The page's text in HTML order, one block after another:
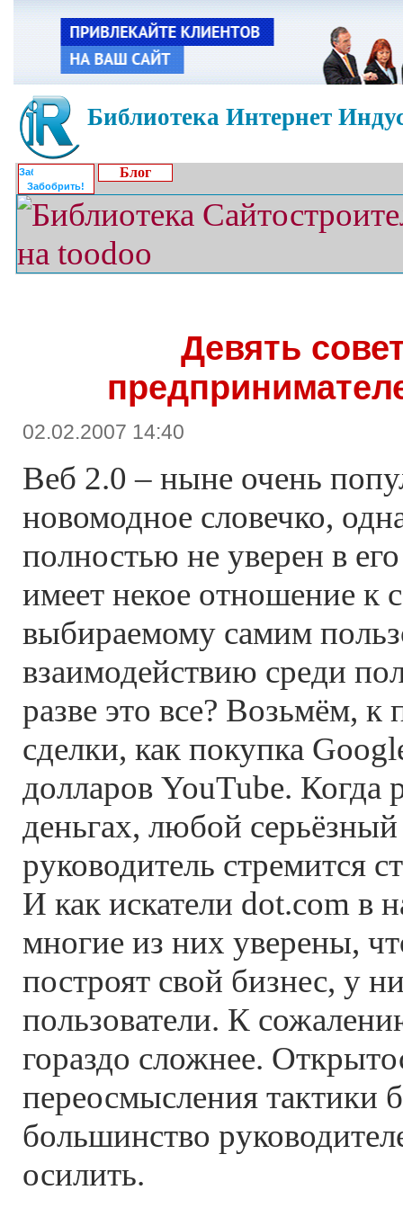
Библиотека Интернет
Забобрить!
Блог
Девять
02.02.2007 14:40
Веб 2.0 – ныне очень
новомодное словечко,
полностью не уверен в
имеет некое отношение к
выбираемому самим
взаимодействию среди
разве это все? Возьмём, к
сделки, как покупка
долларов YouTube. Когда
деньгах, любой
руководитель стремится
И как искатели dot.com в
многие из них уверены,
построят свой бизнес, у
пользователи. К
гораздо сложнее.
переосмысления тактики
большинство
осилить.